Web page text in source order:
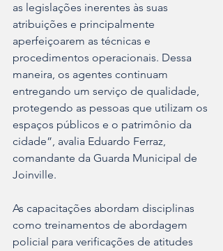
as legislações inerentes às suas
atribuições e principalmente
aperfeiçoarem as técnicas e
procedimentos operacionais. Dessa
maneira, os agentes continuam
entregando um serviço de qualidade,
protegendo as pessoas que utilizam os
espaços públicos e o patrimônio da
cidade”, avalia Eduardo Ferraz,
comandante da Guarda Municipal de
Joinville.
As capacitações abordam disciplinas
como treinamentos de abordagem
policial para verificações de atitudes